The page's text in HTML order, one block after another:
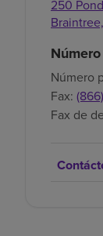
250
Braintree,
Número
Fax:
Fax de